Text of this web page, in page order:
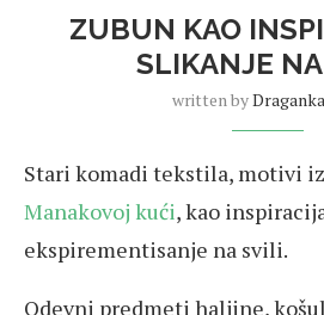
ZUBUN KAO
SLIKANJE
written by
Stari komadi tekstila, motivi iz
Manakovoj kući, kao
ekspirementisanje na svili.
Odevni predmeti haljine,